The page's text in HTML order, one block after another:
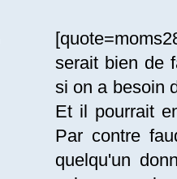
serait bien de
si on a besoin
Et il pourrait
Par contre
quelqu'un